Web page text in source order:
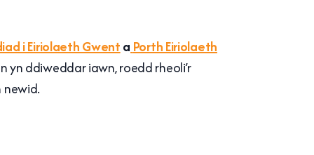
i Eiriolaeth Gwenta Porth Eiriolaeth
ddiweddar iawn, roedd rheoli’r